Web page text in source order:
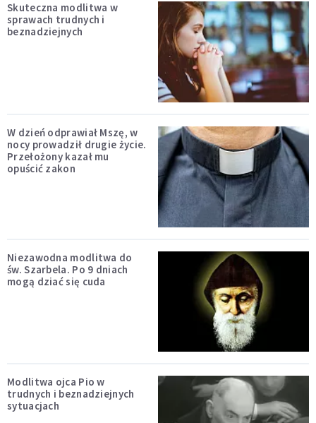
Skuteczna modlitwa w
sprawach trudnych i
beznadziejnych
W dzień odprawiał Mszę, w
nocy prowadził drugie życie.
Przełożony kazał mu
opuścić zakon
Niezawodna modlitwa do
św. Szarbela. Po 9 dniach
mogą dziać się cuda
Modlitwa ojca Pio w
trudnych i beznadziejnych
sytuacjach